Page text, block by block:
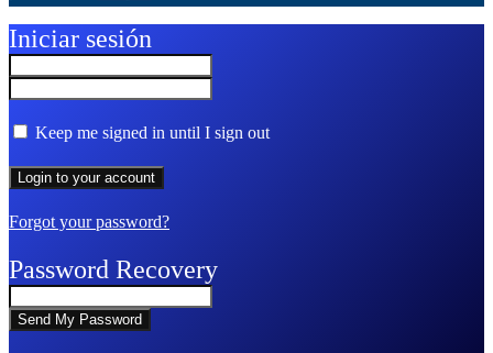
Iniciar sesión
Keep me signed in until I sign out
Forgot your password?
Password Recovery